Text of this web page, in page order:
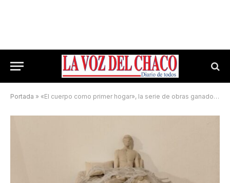
Portada » «El cuerpo como primer hogar», la serie de obras ganadora en ArteCo